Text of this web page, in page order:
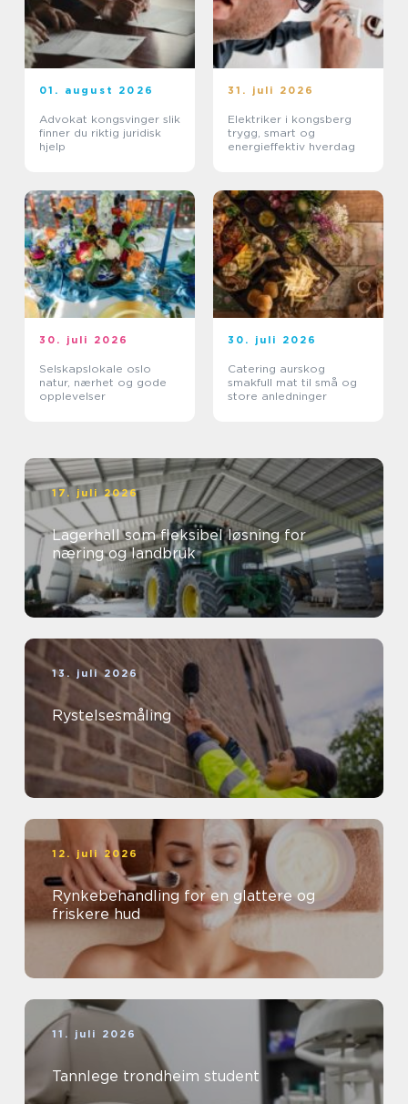
01. august 2026
Advokat kongsvinger slik
finner du riktig juridisk
hjelp
31. juli 2026
Elektriker i kongsberg
trygg, smart og
energieffektiv hverdag
30. juli 2026
Selskapslokale oslo
natur, nærhet og gode
opplevelser
30. juli 2026
Catering aurskog
smakfull mat til små og
store anledninger
17. juli 2026
Lagerhall som fleksibel løsning for
næring og landbruk
13. juli 2026
Rystelsesmåling
12. juli 2026
Rynkebehandling for en glattere og
friskere hud
11. juli 2026
Tannlege trondheim student